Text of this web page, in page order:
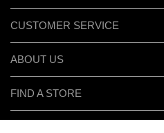
CUSTOMER SERVICE
ABOUT US
FIND A STORE